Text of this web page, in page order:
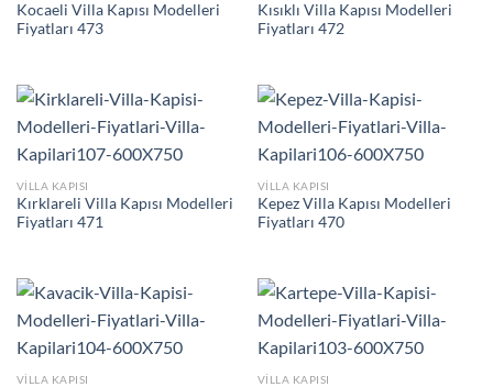
Kocaeli Villa Kapısı Modelleri
Fiyatları 473
Kısıklı Villa Kapısı Modelleri
Fiyatları 472
VILLA KAPISI
Kırklareli Villa Kapısı Modelleri
Fiyatları 471
VILLA KAPISI
Kepez Villa Kapısı Modelleri
Fiyatları 470
VILLA KAPISI VILLA KAPISI